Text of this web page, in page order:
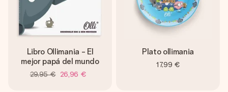
un mensaje que llegue al corazón. Sin complicaciones, solo
todo el amor para el momento.
Libro Ollimania - El
mejor papá del mundo
29,95 € 26,96 €
Plato ollimania
17,99 €